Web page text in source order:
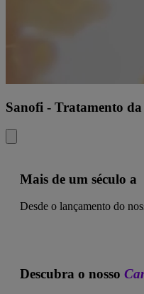
Sanofi - Tratamento da
Mais de um século a
Desde o lançamento do
Descubra o nosso